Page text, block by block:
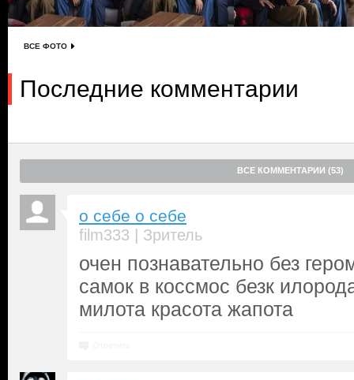
ВСЕ ФОТО
Последние комментарии
ВСЕ КОММЕНТАРИИ (53)
о себе о себе
film333 | Зритель
очен познавательно без
самок в коссмос безк
милота красота жапота